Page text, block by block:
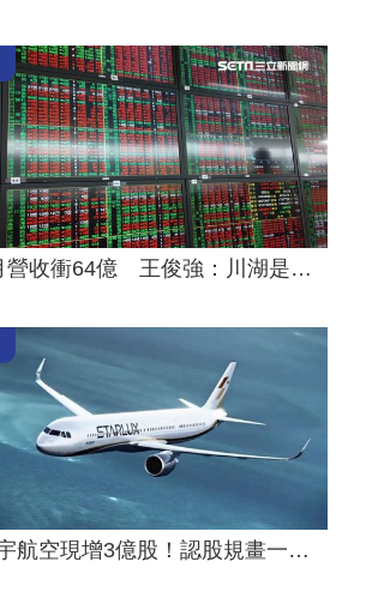
7月營收衝64億 王俊強：川湖是最純AI股
星宇航空現增3億股！認股規畫一次看